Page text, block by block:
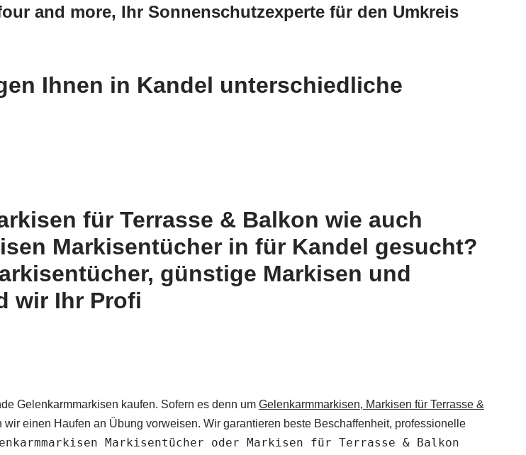
and more, Ihr Sonnenschutzexperte für den Umkreis
Ihnen in Kandel unterschiedliche
für Terrasse & Balkon wie auch
Markisentücher in für Kandel gesucht?
günstige Markisen und
wir Ihr Profi
Gelenkarmmarkisen kaufen. Sofern es denn um Gelenkarmmarkisen, Markisen für Terrasse &
wir einen Haufen an Übung vorweisen. Wir garantieren beste Beschaffenheit, professionelle
Markisentücher oder Markisen für Terrasse & Balkon